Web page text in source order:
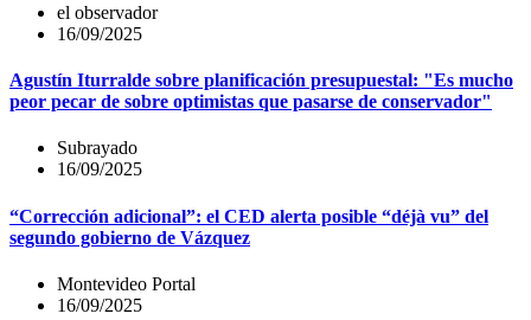
el observador
16/09/2025
Agustín Iturralde sobre planificación presupuestal: "Es mucho
peor pecar de sobre optimistas que pasarse de conservador"
Subrayado
16/09/2025
“Corrección adicional”: el CED alerta posible “déjà vu” del
segundo gobierno de Vázquez
Montevideo Portal
16/09/2025